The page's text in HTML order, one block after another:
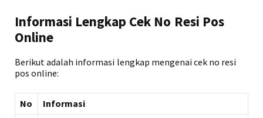
Informasi Lengkap Cek No Resi Pos
Online
Berikut adalah informasi lengkap mengenai cek no resi
pos online:
No
Informasi